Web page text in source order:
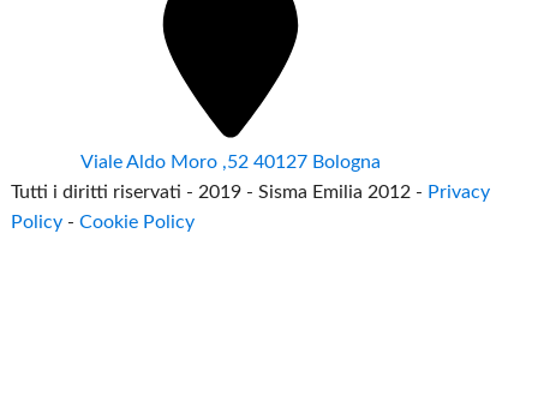
Viale Aldo Moro ,52 40127 Bologna
Tutti i diritti riservati - 2019 - Sisma Emilia 2012 - Privacy
Policy -Cookie Policy